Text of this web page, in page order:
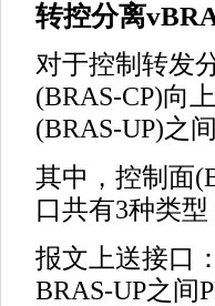
转控分离
对于控制转发
(BRAS-CP)向
(BRAS-UP)之
其中，控制面
口共有3种类型
报文上送接口
BRAS-UP之间